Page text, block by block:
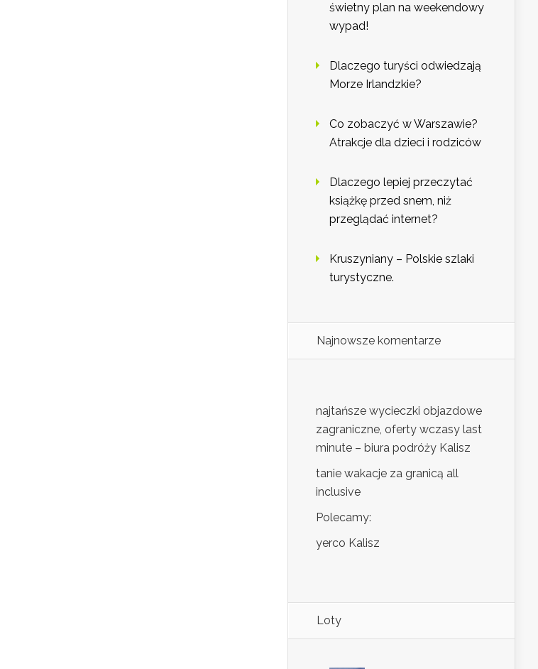
świetny plan na weekendowy
wypad!
Dlaczego turyści odwiedzają
Morze Irlandzkie?
Co zobaczyć w Warszawie?
Atrakcje dla dzieci i rodziców
Dlaczego lepiej przeczytać
książkę przed snem, niż
przeglądać internet?
Kruszyniany – Polskie szlaki
turystyczne.
Najnowsze komentarze
najtańsze wycieczki objazdowe
zagraniczne, oferty wczasy last
minute – biura podróży Kalisz
tanie wakacje za granicą all
inclusive
Polecamy:
yerco Kalisz
Loty